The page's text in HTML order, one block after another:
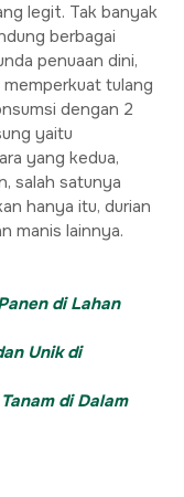
legit. Tak banyak
berbagai
penuaan dini,
tulang
dengan 2
yaitu
yang kedua,
salah satunya
hanya itu, durian
manis lainnya.
di Lahan
Unik di
di Dalam